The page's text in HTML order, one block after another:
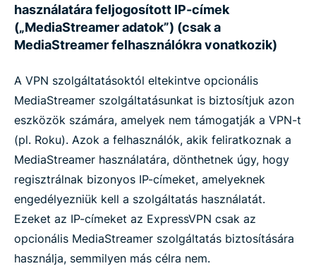
használatára feljogosított IP-címek
(„MediaStreamer adatok”) (csak a
MediaStreamer felhasználókra vonatkozik)
A VPN szolgáltatásoktól eltekintve opcionális
MediaStreamer szolgáltatásunkat is biztosítjuk azon
eszközök számára, amelyek nem támogatják a VPN-t
(pl. Roku). Azok a felhasználók, akik feliratkoznak a
MediaStreamer használatára, dönthetnek úgy, hogy
regisztrálnak bizonyos IP-címeket, amelyeknek
engedélyezniük kell a szolgáltatás használatát.
Ezeket az IP-címeket az ExpressVPN csak az
opcionális MediaStreamer szolgáltatás biztosítására
használja, semmilyen más célra nem.